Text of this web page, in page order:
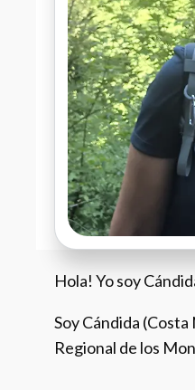
Hola! Yo soy
Soy Cándida
Regional de los